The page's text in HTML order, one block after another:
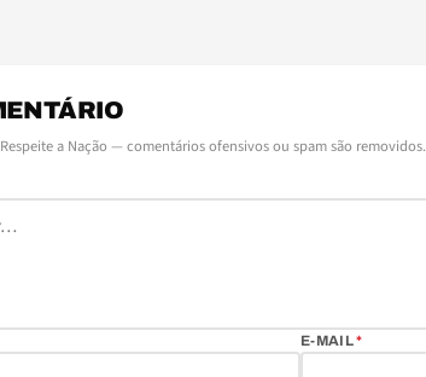
a Nação — comentários ofensivos ou spam são removidos.
E-MAIL*